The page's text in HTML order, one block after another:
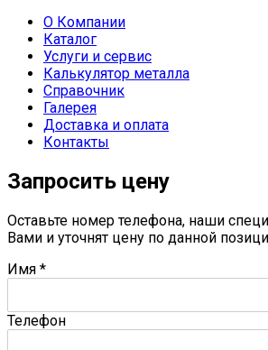
О Компании
Каталог
Услуги и сервис
Калькулятор металла
Справочник
Галерея
Доставка и оплата
Контакты
Запросить цену
Оставьте номер телефона, наши
Вами и уточнят цену по данной
Имя *
Телефон